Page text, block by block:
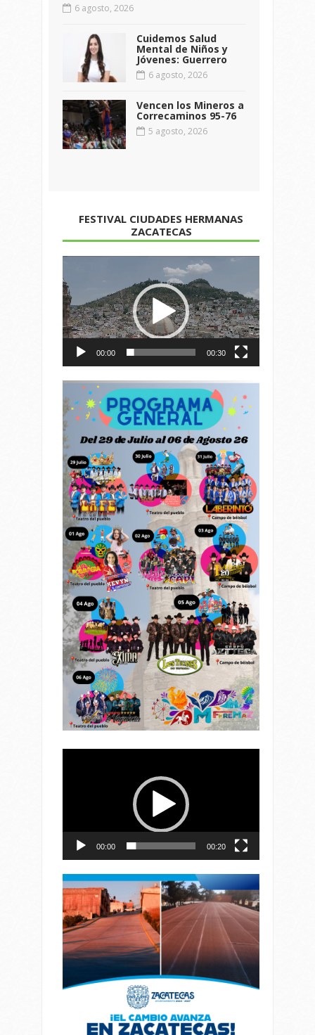
6 agosto, 2026
Cuidemos Salud
Mental de Niños y
Jóvenes: Guerrero
6 agosto, 2026
Vencen los Mineros a
Correcaminos 95-76
5 agosto, 2026
FESTIVAL CIUDADES HERMANAS
ZACATECAS
de
vídeo
00:00 00:30
00:00 00:20